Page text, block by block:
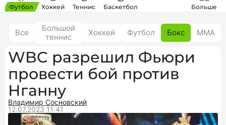
Футбол Хоккей Теннис Баскетбол Больше
Все
Большой
теннис
Хоккей Футбол Бокс ММА
WBC разрешил Фьюри
провести бой против
Нганну
Владимир Сосновский
12.07.2023 11:41